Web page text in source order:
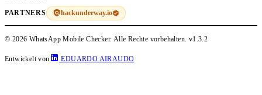
PARTNERS hackunderway.io
© 2026 WhatsApp Mobile Checker. Alle Rechte vorbehalten. v1.3.2
Entwickelt von EDUARDO AIRAUDO